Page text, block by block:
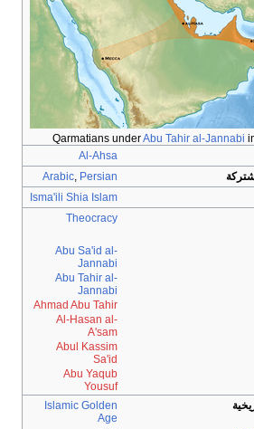
Qarmatians underAbu Tahir al-Jannabi
Al-Ahsa
Arabic ,Persian
Isma'ili Shia Islam
Theocracy
Abu Sa'id al-
Jannabi
Abu Tahir al-
Jannabi
Ahmad Abu Tahir
Al-Hasan al-
A'sam
Abul Kassim
Sa'id
Abu Yaqub
Yousuf
Islamic Golden
Age